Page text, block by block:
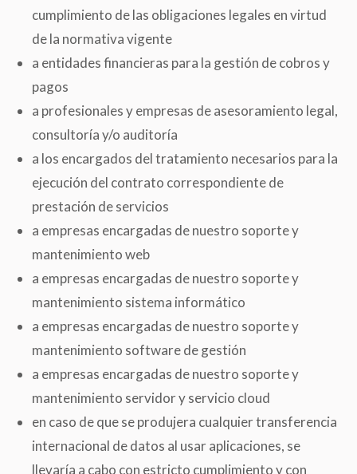
cumplimiento de las obligaciones legales en virtud
de la normativa vigente
a entidades financieras para la gestión de cobros y
pagos
a profesionales y empresas de asesoramiento legal,
consultoría y/o auditoría
a los encargados del tratamiento necesarios para la
ejecución del contrato correspondiente de
prestación de servicios
a empresas encargadas de nuestro soporte y
mantenimiento web
a empresas encargadas de nuestro soporte y
mantenimiento sistema informático
a empresas encargadas de nuestro soporte y
mantenimiento software de gestión
a empresas encargadas de nuestro soporte y
mantenimiento servidor y servicio cloud
en caso de que se produjera cualquier transferencia
internacional de datos al usar aplicaciones, se
llevaría a cabo con estricto cumplimiento y con